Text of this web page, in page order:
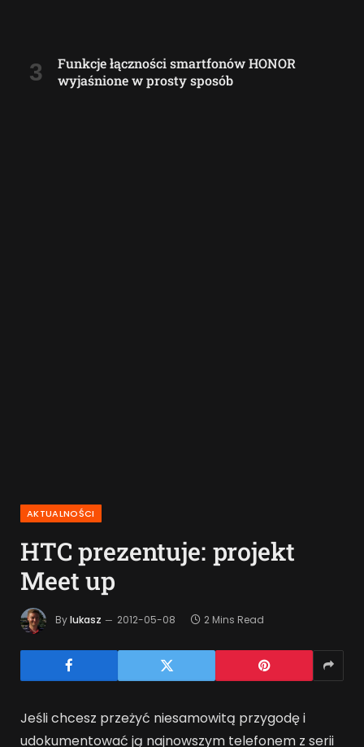
Funkcje łączności smartfonów HONOR
wyjaśnione w prosty sposób
AKTUALNOŚCI
HTC prezentuje: projekt
Meet up
Bylukasz 2012-05-08 2 Mins Read
Jeśli chcesz przeżyć niesamowitą przygodę i
udokumentować ją najnowszym telefonem z serii